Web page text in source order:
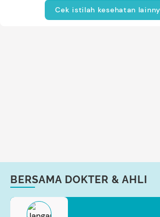
Cek istilah kesehatan
BERSAMA DOKTER & AHLI